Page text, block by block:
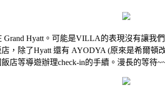
Hyatt。可能是VILLA的表現沒有讓我
，除了Hyatt 還有 AYODYA (原來是希爾
店等導遊辦理check-in的手續。漫長的等